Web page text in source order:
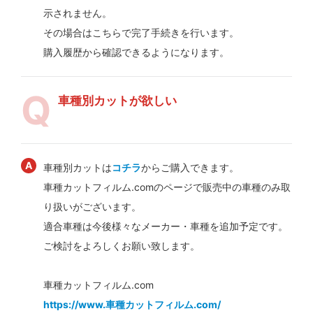
示されません。
その場合はこちらで完了手続きを行います。
購入履歴から確認できるようになります。
車種別カットが欲しい
車種別カットはコチラからご購入できます。
車種カットフィルム.comのページで販売中の車種のみ取
り扱いがございます。
適合車種は今後様々なメーカー・車種を追加予定です。
ご検討をよろしくお願い致します。
車種カットフィルム.com
https://www.車種カットフィルム.com/